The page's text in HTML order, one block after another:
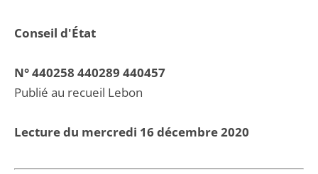
Conseil d'État
N° 440258 440289 440457
Publié au recueil Lebon
Lecture du mercredi 16 décembre 2020